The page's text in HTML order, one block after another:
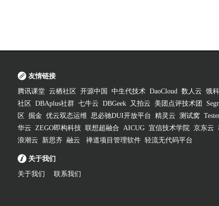
友情链接
腾讯课堂 云栖社区 开源中国 中生代技术 DaoCloud 数人云 饿
社区
DBAplus社群 七牛云 DBGeek 又拍云 美团点评技术团
区
掘金 优云双态运维 思必驰DUI开放平台 精灵云 测试窝
华云 ZEGO即构科技 联想超融合 AICUG 宜信技术学院 京东云
浪潮云
新思齐 融云 禅道项目管理软件 轻流无代码平台
关于我们
关于我们 联系我们